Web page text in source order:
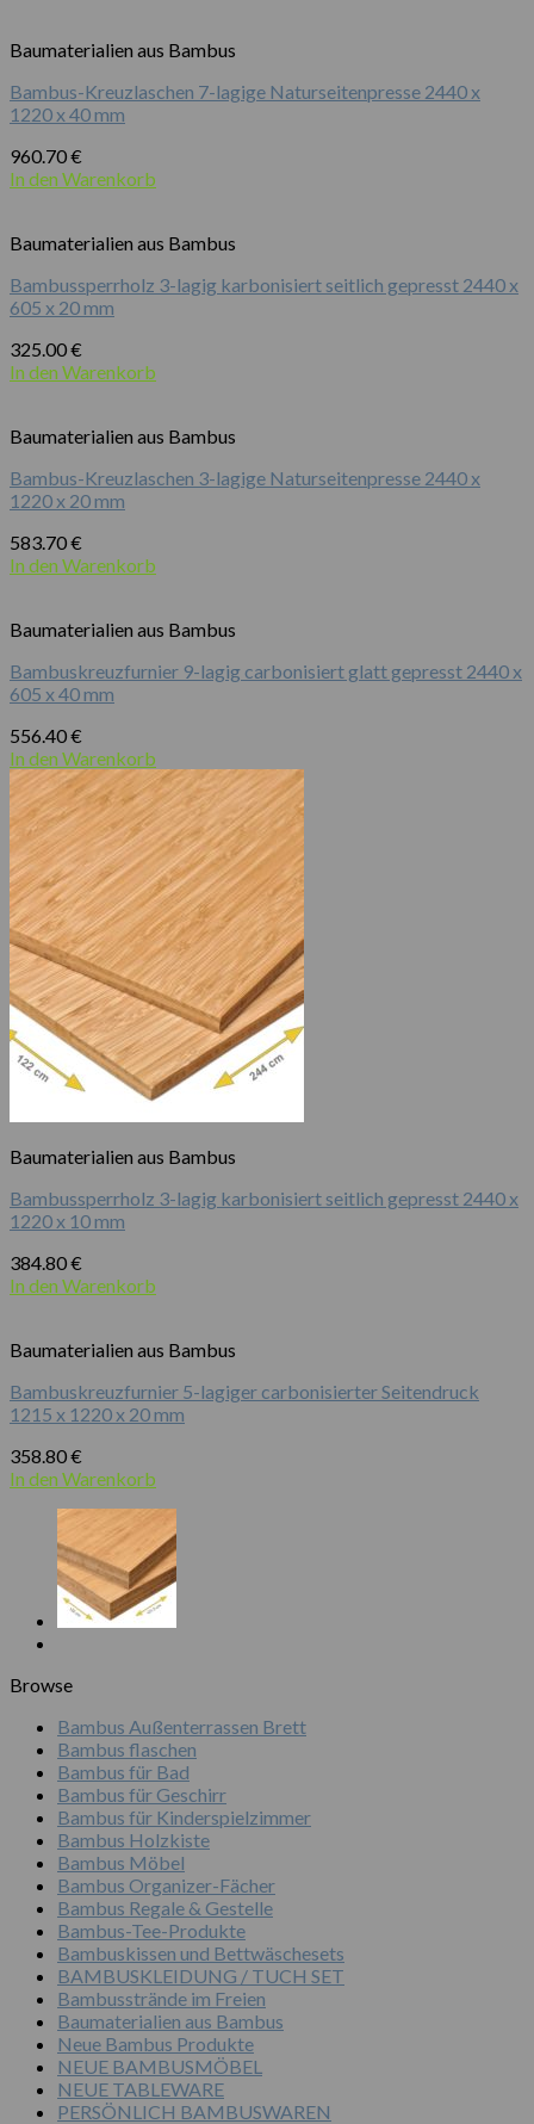
Baumaterialien aus Bambus
Bambus-Kreuzlaschen 7-lagige Naturseitenpresse 2440 x
1220 x 40 mm
960.70€
In den Warenkorb
Baumaterialien aus Bambus
Bambussperrholz 3-lagig karbonisiert seitlich gepresst 2440 x
605 x 20 mm
325.00€
In den Warenkorb
Baumaterialien aus Bambus
Bambus-Kreuzlaschen 3-lagige Naturseitenpresse 2440 x
1220 x 20 mm
583.70€
In den Warenkorb
Baumaterialien aus Bambus
Bambuskreuzfurnier 9-lagig carbonisiert glatt gepresst 2440 x
605 x 40 mm
556.40€
In den Warenkorb
Baumaterialien aus Bambus
Bambussperrholz 3-lagig karbonisiert seitlich gepresst 2440 x
1220 x 10 mm
384.80€
In den Warenkorb
Baumaterialien aus Bambus
Bambuskreuzfurnier 5-lagiger carbonisierter Seitendruck
1215 x 1220 x 20 mm
358.80€
In den Warenkorb
Browse
Bambus Außenterrassen Brett
Bambus flaschen
Bambus für Bad
Bambus für Geschirr
Bambus für Kinderspielzimmer
Bambus Holzkiste
Bambus Möbel
Bambus Organizer-Fächer
Bambus Regale & Gestelle
Bambus-Tee-Produkte
Bambuskissen und Bettwäschesets
BAMBUSKLEIDUNG / TUCH SET
Bambusstrände im Freien
Baumaterialien aus Bambus
Neue Bambus Produkte
NEUE BAMBUSMÖBEL
NEUE TABLEWARE
PERSÖNLICH BAMBUSWAREN